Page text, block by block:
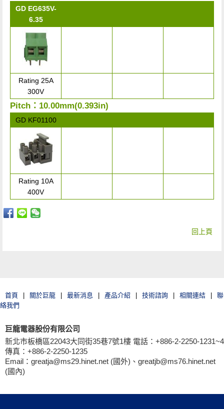
GD EG635V-
6.35
Rating 25A
300V
Pitch：10.00mm(0.393in)
GD KF01100
Rating 10A
400V
回上頁
首頁 關於巨龍 最新消息 產品介紹 技術諮詢 相關連結
聯
絡我們
巨龍電器股份有限公司
新北市板橋區22043大同街35巷7號1樓 電話：+886-2-2250-1231~4
傳真：+886-2-2250-1235
Email：greatja@ms29.hinet.net (國外)、greatjb@ms76.hinet.net
(國內)